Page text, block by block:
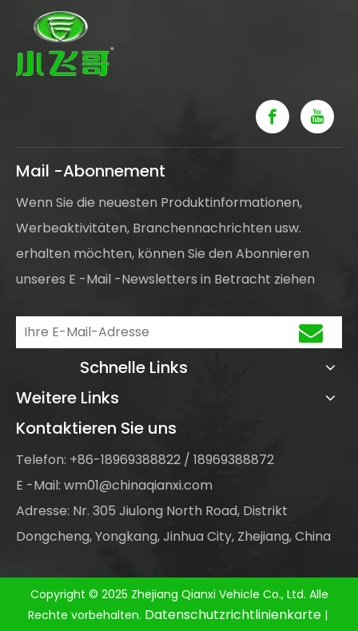
Mail -Abonnement
Wenn Sie die neuesten Produktinformationen,
Werbeaktivitäten, Branchennachrichten usw.
erhalten möchten, können Sie den Abonnieren
unseres E -Mail -Newsletters in Betracht ziehen
Schnelle Links
Weitere Links
Kontaktieren Sie uns
Telefon: +86-18969388822 / 18969388872
E -Mail: wm01@chinaqianxi.com
Adresse: Nr. 305 Jiulong North Road, Distrikt
Dongcheng, Yongkang, Jinhua City, Zhejiang, China
Copyright © 2025 Zhejiang Qianxi Vehicle Co., Ltd. Alle
Rechte vorbehalten. Datenschutzrichtlinienkarte|